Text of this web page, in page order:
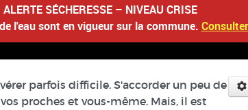
ALERTE SÉCHERESSE – NIVEAU CRISE
l'eau sont en vigueur sur la commune.
parfois difficile. S'accorder un peu de
proches et vous-même. Mais, il est